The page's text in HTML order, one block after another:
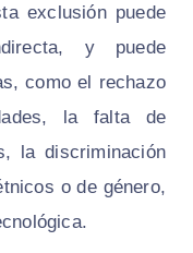
exclusión puede
y puede
como el rechazo
la falta de
la discriminación
o de género,